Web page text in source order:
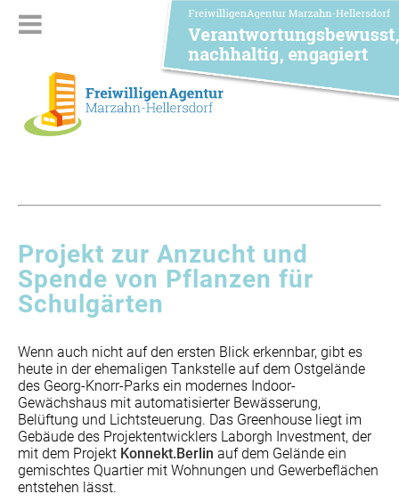
Projekt zur Anzucht und
Spende von Pflanzen für
Schulgärten
Wenn auch nicht auf den ersten Blick erkennbar, gibt es
heute in der ehemaligen Tankstelle auf dem Ostgelände
des Georg-Knorr-Parks ein modernes Indoor-
Gewächshaus mit automatisierter Bewässerung,
Belüftung und Lichtsteuerung. Das Greenhouse liegt im
Gebäude des Projektentwicklers Laborgh Investment, der
mit dem Projekt Konnekt.Berlin auf dem Gelände ein
gemischtes Quartier mit Wohnungen und Gewerbeflächen
entstehen lässt.